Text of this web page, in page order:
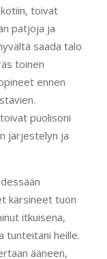
toivat
patjoja ja
saada talo
toinen
ennen
puolisoni
järjestelyn ja
kärsineet tuon
itkuisena,
tunteitani heille.
ääneen,